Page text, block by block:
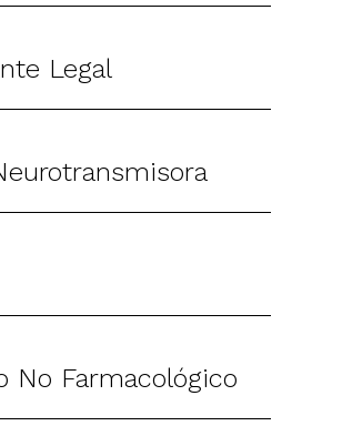
Legal
No Farmacológico